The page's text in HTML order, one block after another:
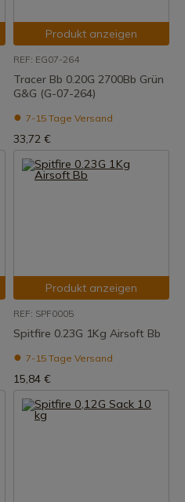
Produkt anzeigen
REF: EG07-264
Tracer Bb 0.20G 2700Bb Grün
G&G (G-07-264)
7-15 Tage Versand
33,72 €
Produkt anzeigen
REF: SPF0005
Spitfire 0.23G 1Kg Airsoft Bb
7-15 Tage Versand
15,84 €